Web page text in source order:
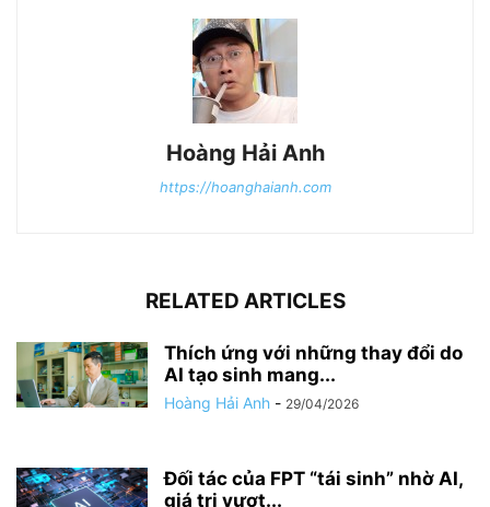
Hoàng Hải Anh
https://hoanghaianh.com
RELATED ARTICLES
Thích ứng với những thay đổi do
AI tạo sinh mang...
Hoàng Hải Anh - 29/04/2026
Đối tác của FPT “tái sinh” nhờ AI,
giá trị vượt...